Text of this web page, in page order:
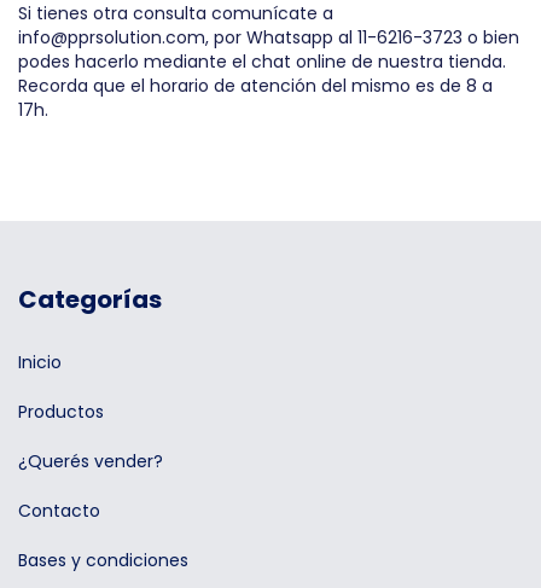
Si tienes otra consulta comunícate a
info@pprsolution.com, por Whatsapp al 11-6216-3723 o bien
podes hacerlo mediante el chat online de nuestra tienda.
Recorda que el horario de atención del mismo es de 8 a
17h.
Categorías
Inicio
Productos
¿Querés vender?
Contacto
Bases y condiciones